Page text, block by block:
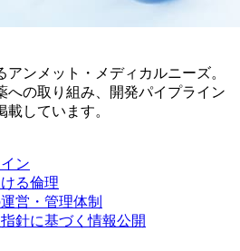
アンメット・メディカルニーズ。
への取り組み、開発パイプライン
しています。
ン
る倫理
営・管理体制
針に基づく情報公開